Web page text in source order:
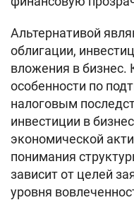
Альтернативой
облигации,
вложения в
особенности по
налоговым
инвестиции в
экономической
понимания
зависит от целей
уровня